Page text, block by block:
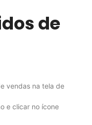
de
vendas na tela de
e clicar no ícone